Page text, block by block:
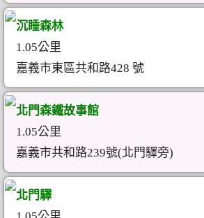
沉睡森林
1.05公里
嘉義市東區共和路428 號
北門森鐵故事館
1.05公里
嘉義市共和路239號(北門驛旁)
北門驛